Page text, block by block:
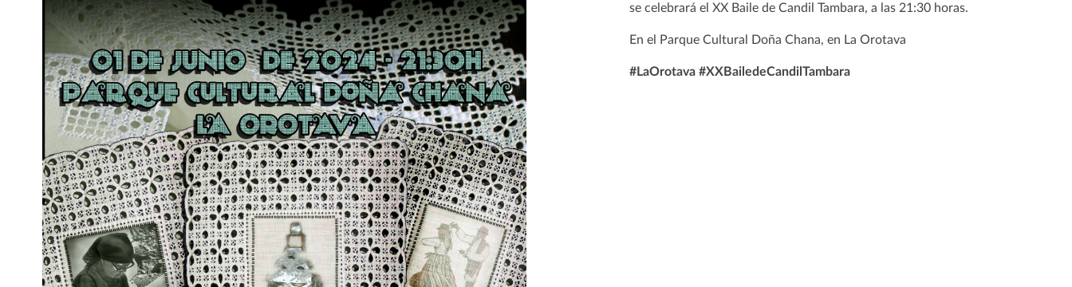
se celebrará el XX Baile de Candil Tambara, a las 21:30 horas.
En el Parque Cultural Doña Chana, en La Orotava
#LaOrotava #XXBailedeCandilTambara